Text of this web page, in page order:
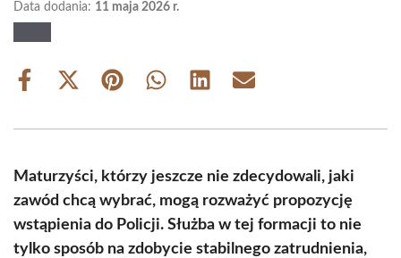
Data dodania: 11 maja 2026 r.
Share
Share
(Twitter)
Share Share Share Share
Maturzyści, którzy jeszcze nie zdecydowali, jaki
zawód chcą wybrać, mogą rozważyć propozycję
wstąpienia do Policji. Służba w tej formacji to nie
tylko sposób na zdobycie stabilnego zatrudnienia,